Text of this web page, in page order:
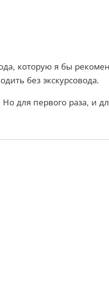
которую я бы
без экскурсовода.
для первого раза, и